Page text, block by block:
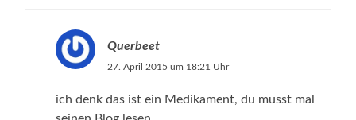
Querbeet
27. April 2015 um 18:21 Uhr
ich denk das ist ein Medikament, du musst mal